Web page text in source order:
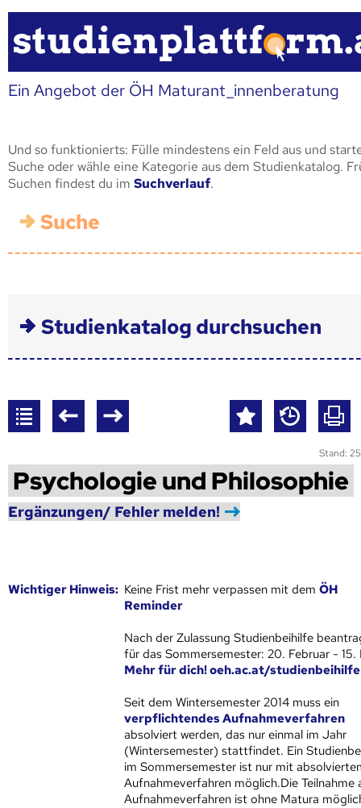
Ein Angebot der ÖH Maturant_innenberatung
Und so funktionierts: Fülle mindestens ein Feld aus und
Suche oder wähle eine Kategorie aus dem Studienkatalog.
Suchen findest du im Suchverlauf.
Suche
Studienkatalog durchsuchen
Stand:
Psychologie und Philosophie
Ergänzungen/ Fehler melden!
Wich­ti­ger Hin­weis: Keine Frist mehr verpassen mit demÖH
Reminder
Nach der Zulassung Studienbeihilfe
für das Sommersemester: 20. Februar - 15.
Mehr für dich! oeh.ac.at/studienbeihilfe
Seit dem Wintersemester 2014 muss ein
verpflichtendes Aufnahmeverfahren
absolviert werden, das nur einmal im Jahr
(Wintersemester) stattfindet. Ein
im Sommersemester ist nur mit
Aufnahmeverfahren möglich.Die Teilnahme
Aufnahmeverfahren ist ohne Matura